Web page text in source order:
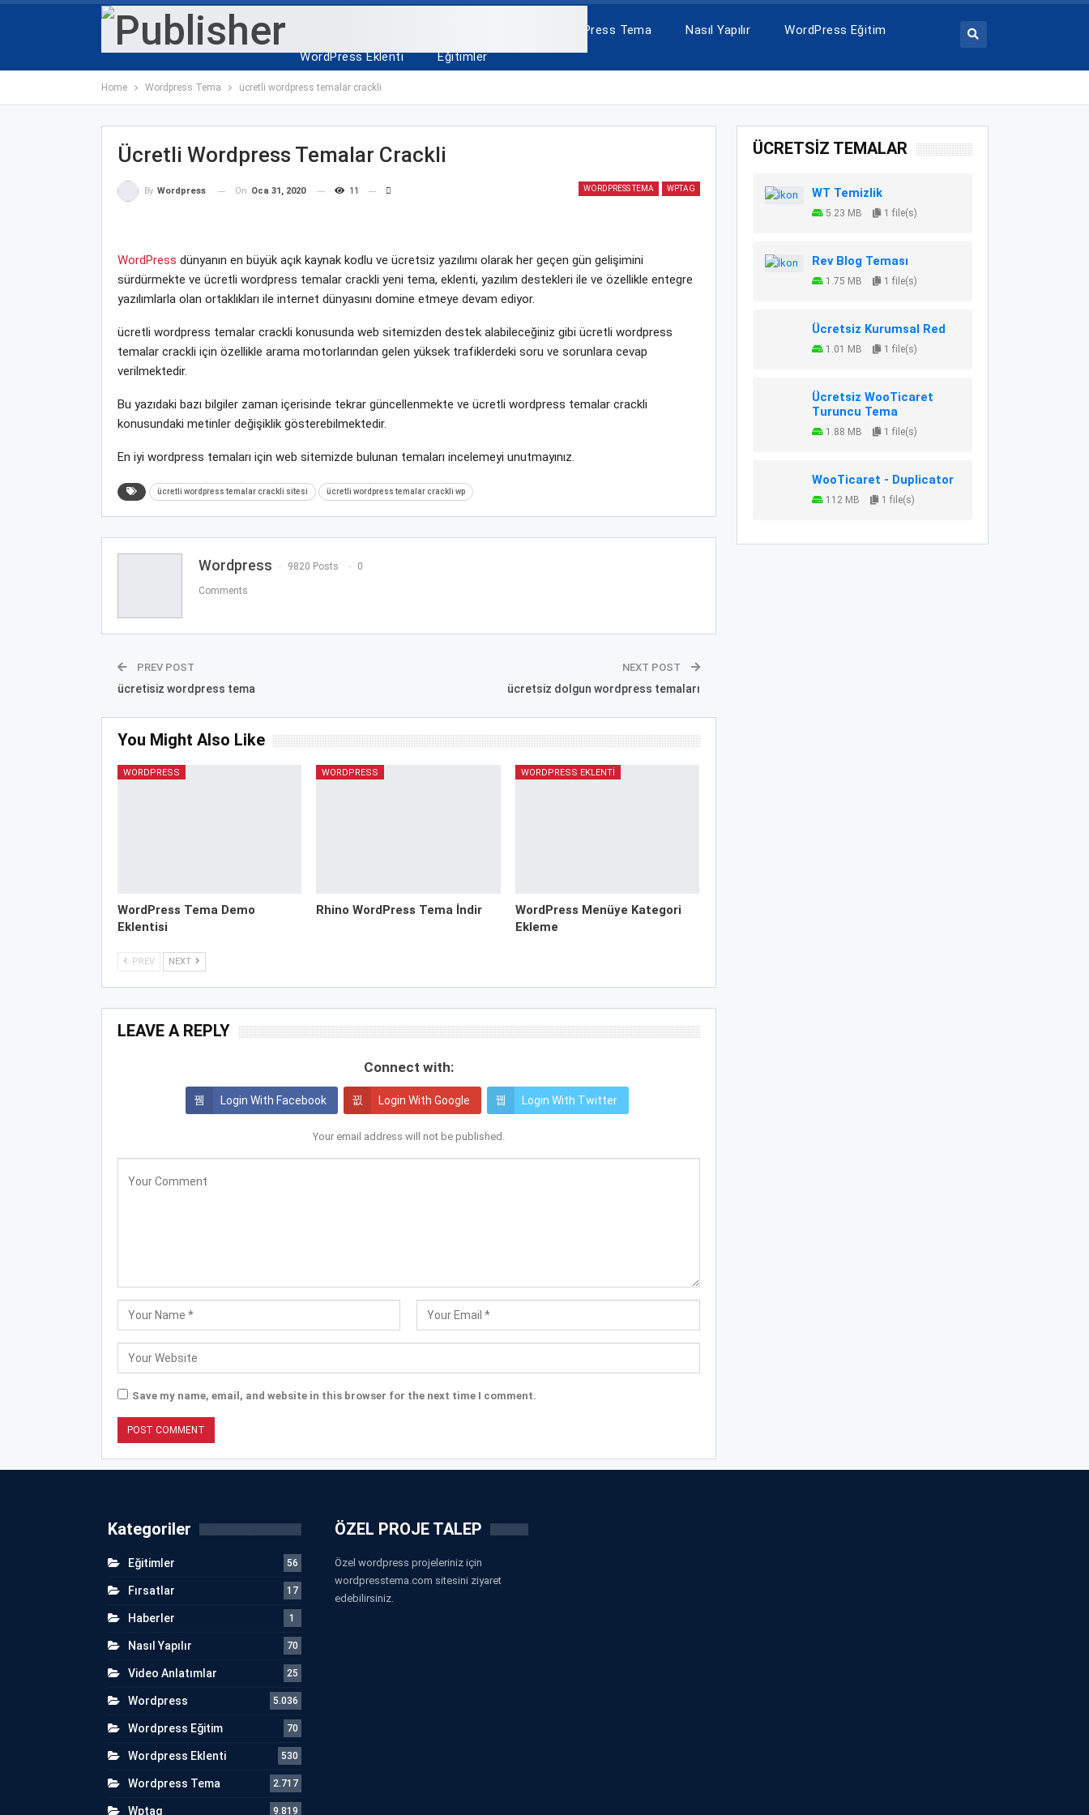
WordPress Tema Nasıl Yapılır
WordPress Eğitim
WordPress Eklenti
Eğitimler
Home Wordpress Tema ücretli wordpress temalar crackli
Ücretli Wordpress Temalar Crackli
WORDPRESS TEMA WPTAG
By Wordpress On Oca 31, 2020 11
WordPress dünyanın en büyük açık kaynak kodlu ve ücretsiz yazılımı olarak her geçen gün gelişimini
sürdürmekte ve ücretli wordpress temalar crackli yeni tema, eklenti, yazılım destekleri ile ve özellikle entegre
yazılımlarla olan ortaklıkları ile internet dünyasını domine etmeye devam ediyor.
ücretli wordpress temalar crackli konusunda web sitemizden destek alabileceğiniz gibi ücretli wordpress
temalar crackli için özellikle arama motorlarından gelen yüksek trafiklerdeki soru ve sorunlara cevap
verilmektedir.
Bu yazıdaki bazı bilgiler zaman içerisinde tekrar güncellenmekte ve ücretli wordpress temalar crackli
konusundaki metinler değişiklik gösterebilmektedir.
En iyi wordpress temaları için web sitemizde bulunan temaları incelemeyi unutmayınız.
ücretli wordpress temalar crackli sitesi ücretli wordpress temalar crackli wp
Wordpress 9820 Posts 0
Comments
PREV POST
ücretisiz wordpress tema
NEXT POST
ücretsiz dolgun wordpress temaları
You Might Also Like
WORDPRESS
WordPress Tema Demo
Eklentisi
WORDPRESS
Rhino WordPress Tema İndir
WORDPRESS EKLENTI
WordPress Menüye Kategori
Ekleme
PREV NEXT
LEAVE A REPLY
Connect with:
Login With Facebook Login With Google Login With Twitter
Your email address will not be published.
Save my name, email, and website in this browser for the next time I comment.
ÜCRETSİZ TEMALAR
WT Temizlik
5.23 MB 1 file(s)
Rev Blog Teması
1.75 MB 1 file(s)
Ücretsiz Kurumsal Red
1.01 MB 1 file(s)
Ücretsiz WooTicaret
Turuncu Tema
1.88 MB 1 file(s)
WooTicaret - Duplicator
112 MB 1 file(s)
Kategoriler
Eğitimler 56
Fırsatlar 17
Haberler 1
Nasıl Yapılır 70
Video Anlatımlar 25
Wordpress 5.036
Wordpress Eğitim 70
Wordpress Eklenti 530
Wordpress Tema 2.717
Wptag 9.819
ÖZEL PROJE TALEP
Özel wordpress projeleriniz için
wordpresstema.com sitesini ziyaret
edebilirsiniz.